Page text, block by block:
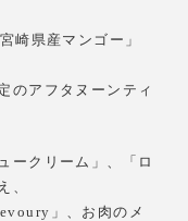
崎県産マンゴー」
のアフタヌーンティ
ークリーム」、「ロ
、
」、お肉のメ